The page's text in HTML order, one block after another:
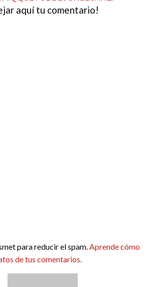
aquí tu comentario!
para reducir el spam. Aprende cómo
de tus comentarios.